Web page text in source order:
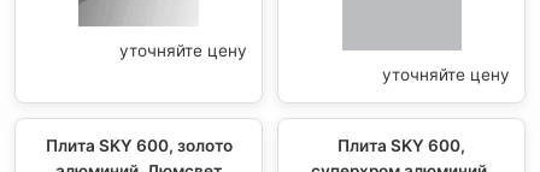
уточняйте цену
уточняйте цену
Плита SKY 600, золото
Плита SKY 600,